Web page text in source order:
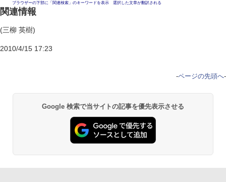
ブラウザーの下部に「関連検索」のキーワードを表示 選択した文章が翻訳される
関連情報
(三柳 英樹)
2010/4/15 17:23
-ページの先頭へ-
Google 検索で当サイトの記事を優先表示させる